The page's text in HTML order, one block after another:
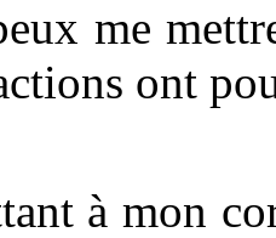
me
ont
à mon